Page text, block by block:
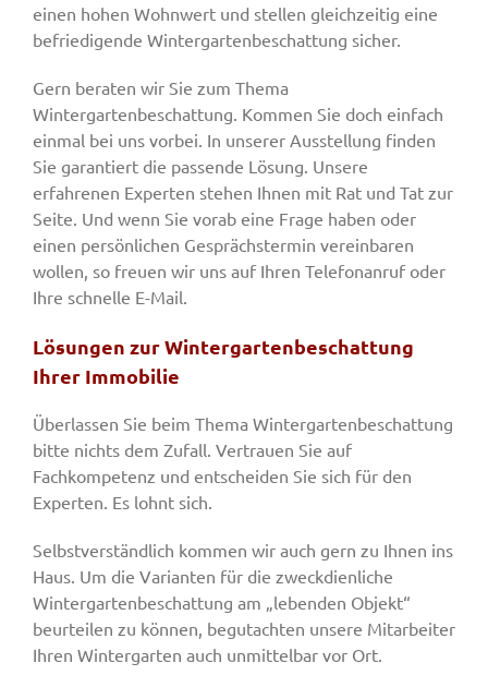
einen hohen Wohnwert und stellen gleichzeitig eine
befriedigende Wintergartenbeschattung sicher.
Gern beraten wir Sie zum Thema
Wintergartenbeschattung. Kommen Sie doch einfach
einmal bei uns vorbei. In unserer Ausstellung finden
Sie garantiert die passende Lösung. Unsere
erfahrenen Experten stehen Ihnen mit Rat und Tat zur
Seite. Und wenn Sie vorab eine Frage haben oder
einen persönlichen Gesprächstermin vereinbaren
wollen, so freuen wir uns auf Ihren Telefonanruf oder
Ihre schnelle E-Mail.
Lösungen zur Wintergartenbeschattung
Ihrer Immobilie
Überlassen Sie beim Thema Wintergartenbeschattung
bitte nichts dem Zufall. Vertrauen Sie auf
Fachkompetenz und entscheiden Sie sich für den
Experten. Es lohnt sich.
Selbstverständlich kommen wir auch gern zu Ihnen ins
Haus. Um die Varianten für die zweckdienliche
Wintergartenbeschattung am „lebenden Objekt“
beurteilen zu können, begutachten unsere Mitarbeiter
Ihren Wintergarten auch unmittelbar vor Ort.